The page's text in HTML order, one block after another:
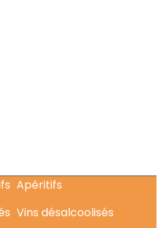
Apéritifs
Vins désalcoolisés